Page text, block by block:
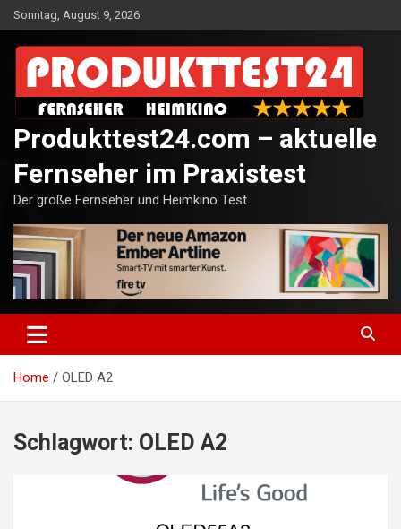
Skip
to
content
Sonntag, August 9, 2026
Produkttest24.com – aktuelle
Fernseher im Praxistest
Der große Fernseher und Heimkino Test
Home OLED A2
Schlagwort: OLED A2